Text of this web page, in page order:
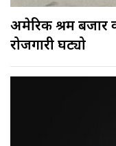
अमेरिकी श्रम
रोजगारी घट्यो